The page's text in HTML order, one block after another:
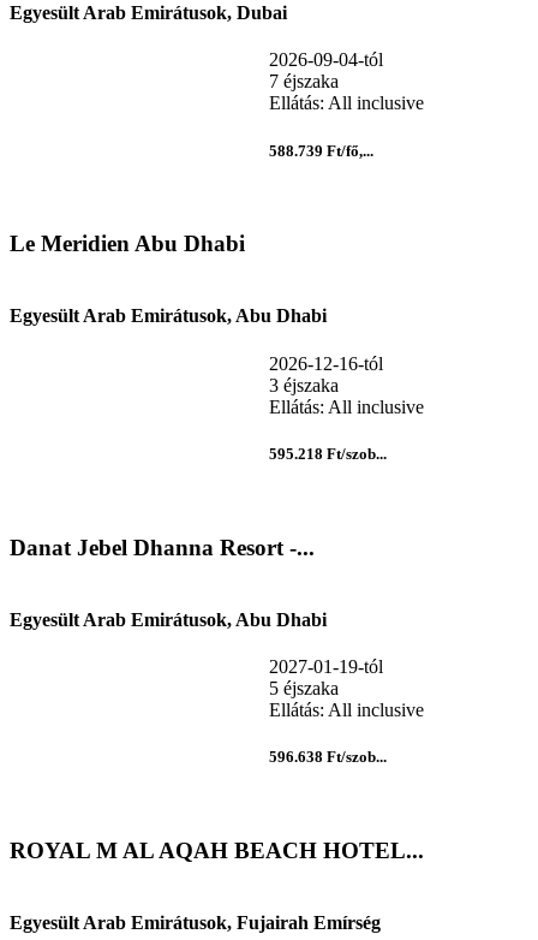
Egyesült Arab Emirátusok, Dubai
2026-09-04-tól
7 éjszaka
Ellátás: All inclusive
588.739 Ft/fő,...
Le Meridien Abu Dhabi
Egyesült Arab Emirátusok, Abu Dhabi
2026-12-16-tól
3 éjszaka
Ellátás: All inclusive
595.218 Ft/szob...
Danat Jebel Dhanna Resort -...
Egyesült Arab Emirátusok, Abu Dhabi
2027-01-19-tól
5 éjszaka
Ellátás: All inclusive
596.638 Ft/szob...
ROYAL M AL AQAH BEACH HOTEL...
Egyesült Arab Emirátusok, Fujairah Emírség